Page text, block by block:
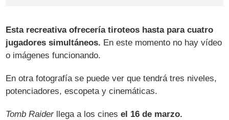
Esta recreativa ofrecería tiroteos hasta para cuatro
jugadores simultáneos. En este momento no hay vídeo
o imágenes funcionando.
En otra fotografía se puede ver que tendrá tres niveles,
potenciadores, escopeta y cinemáticas.
Tomb Raiderllega a los cinesel 16 de marzo.